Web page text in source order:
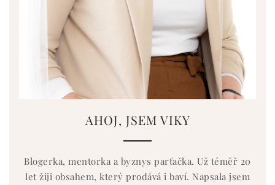
AHOJ, JSEM VIKY
Blogerka, mentorka a byznys parťačka. Už téměř 20
let žiji obsahem, který prodává i baví. Napsala jsem